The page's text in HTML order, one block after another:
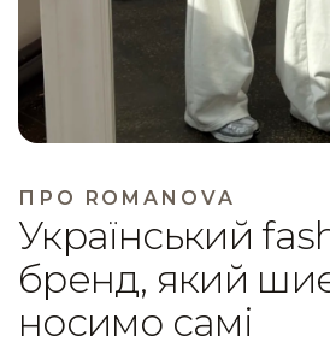
ПРО ROMANOVA
Український
бренд, який
носимо самі